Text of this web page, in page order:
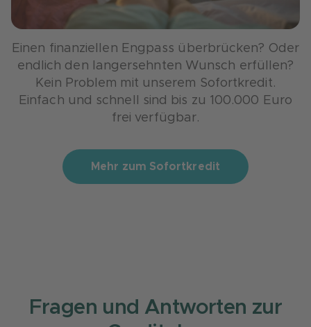
Einen finanziellen Engpass überbrücken? Oder
endlich den langersehnten Wunsch erfüllen?
Kein Problem mit unserem Sofortkredit.
Einfach und schnell sind bis zu 100.000 Euro
frei verfügbar.
Mehr zum Sofortkredit
Fragen und Antworten zur